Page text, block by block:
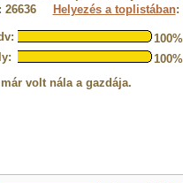
26636 Helyezés a toplistában:
100%
100%
már volt nála a gazdája.